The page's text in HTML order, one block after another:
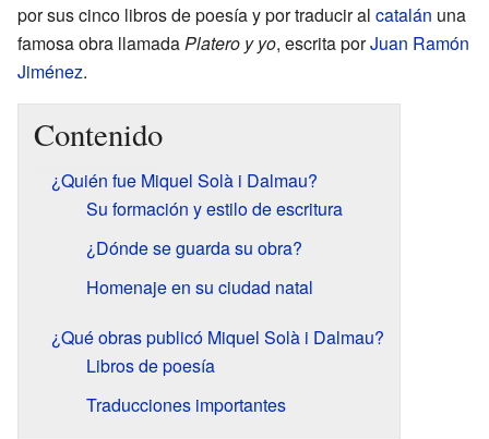
por sus cinco libros de poesía y por traducir al catalán una
famosa obra llamada Platero y yo, escrita porJuan Ramón
Jiménez.
Contenido
¿Quién fue Miquel Solà i Dalmau?
Su formación y estilo de escritura
¿Dónde se guarda su obra?
Homenaje en su ciudad natal
¿Qué obras publicó Miquel Solà i Dalmau?
Libros de poesía
Traducciones importantes